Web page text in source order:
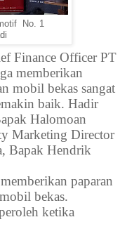
No. 1
Finance Officer PT
memberikan
mobil bekas sangat
baik. Hadir
Halomoan
Marketing Director
Bapak Hendrik
paparan
bekas.
ketika